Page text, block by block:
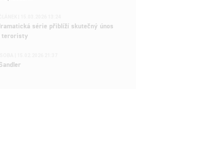
série přiblíží skutečný únos
teroristy